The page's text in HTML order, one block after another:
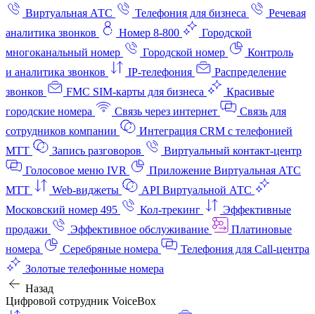
Виртуальная АТС
Телефония для бизнеса
Речевая
аналитика звонков
Номер 8-800
Городской
многоканальный номер
Городской номер
Контроль
и аналитика звонков
IP-телефония
Распределение
звонков
FMC SIM-карты для бизнеса
Красивые
городские номера
Связь через интернет
Связь для
сотрудников компании
Интеграция CRM с телефонией
МТТ
Запись разговоров
Виртуальный контакт‑центр
Голосовое меню IVR
Приложение Виртуальная АТС
МТТ
Web-виджеты
API Виртуальной АТС
Московский номер 495
Кол-трекинг
Эффективные
продажи
Эффективное обслуживание
Платиновые
номера
Серебряные номера
Телефония для Call-центра
Золотые телефонные номера
Назад
Цифровой сотрудник VoiceBox